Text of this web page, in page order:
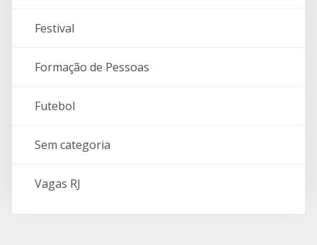
Festival
Formação de Pessoas
Futebol
Sem categoria
Vagas RJ